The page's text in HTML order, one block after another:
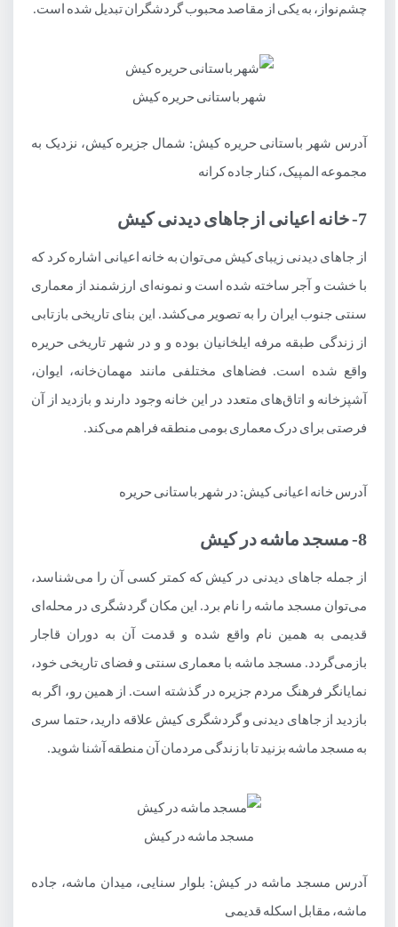
چشم‌نواز، به یکی از مقاصد محبوب گردشگران تبدیل شده است.
شهر باستانی حریره کیش
آدرس شهر باستانی حریره کیش: شمال جزیره کیش، نزدیک به
مجموعه المپیک، کنار جاده کرانه
7- خانه اعیانی از جاهای دیدنی کیش
از جاهای دیدنی زیبای کیش می‌توان به خانه اعیانی اشاره کرد که
با خشت و آجر ساخته شده است و نمونه‌ای ارزشمند از معماری
سنتی جنوب ایران را به تصویر می‌کشد. این بنای تاریخی بازتابی
از زندگی طبقه مرفه ایلخانیان بوده و و در شهر تاریخی حریره
واقع شده است. فضاهای مختلفی مانند مهمان‌خانه، ایوان،
آشپزخانه و اتاق‌های متعدد در این خانه وجود دارند و بازدید از آن
فرصتی برای درک معماری بومی منطقه فراهم می‌کند.
آدرس خانه اعیانی کیش: در شهر باستانی حریره
8- مسجد ماشه در کیش
از جمله جاهای دیدنی در کیش که کمتر کسی آن را می‌شناسد،
می‌توان مسجد ماشه را نام برد. این مکان گردشگری در محله‌ای
قدیمی به همین نام واقع شده و قدمت آن به دوران قاجار
بازمی‌گردد. مسجد ماشه با معماری سنتی و فضای تاریخی خود،
نمایانگر فرهنگ مردم جزیره در گذشته است. از همین رو، اگر به
بازدید از جاهای دیدنی و گردشگری کیش علاقه دارید، حتما سری
به مسجد ماشه بزنید تا با زندگی مردمان آن منطقه آشنا شوید.
مسجد ماشه در کیش
آدرس مسجد ماشه در کیش: بلوار سنایی، میدان ماشه، جاده
ماشه، مقابل اسکله قدیمی